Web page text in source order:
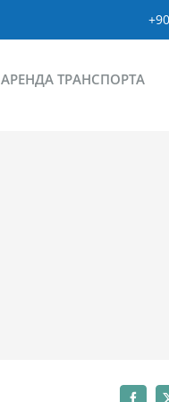
АРЕНДА ТРАНСПОРТА